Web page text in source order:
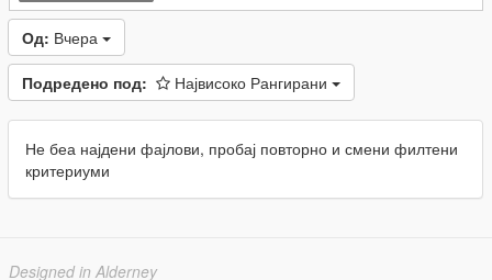
Од: Вчера
Подредено под: Највисоко Рангирани
Не беа најдени фајлови, пробај повторно и смени филтени
критериуми
Designed in Alderney